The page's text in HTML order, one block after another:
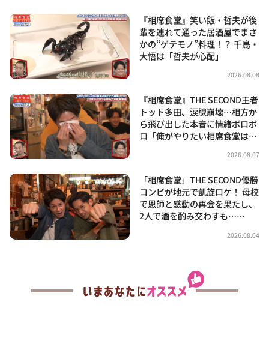
『相席食堂』笑い飯・哲夫が後
輩を連れて通った居酒屋でまさ
かの“ゲテモノ”料理！？ 千鳥・
大悟は「哲夫が心配」
2026.08.08
『相席食堂』THE SECOND王者
トット多田、涙腺崩壊…相方か
ら飛び出した本音に情緒ボロボ
ロ「俺がやりたい相席食堂は…
2026.08.07
「相席食堂」THE SECOND優勝
コンビが地元で凱旋ロケ！ 母校
で恩師と感動の再会を果たし、
2人で酒を酌み交わすも……
2026.08.04